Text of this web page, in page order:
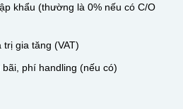
khẩu (thường là 0% nếu có C/O
gia tăng (VAT)
phí handling (nếu có)